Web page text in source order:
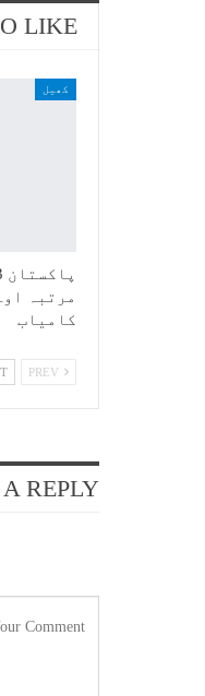
LIKE
کھیل
مرتبہ
کامیاب
REPLY